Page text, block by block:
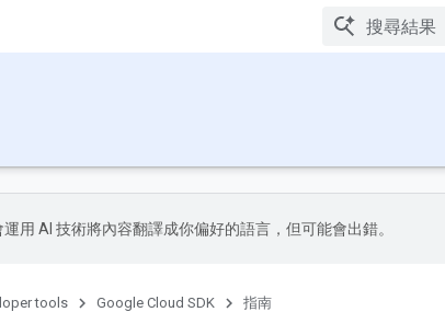
運用 AI 技術將內容翻譯成你偏好的語言，但可能會出錯。
tools Google Cloud SDK 指南